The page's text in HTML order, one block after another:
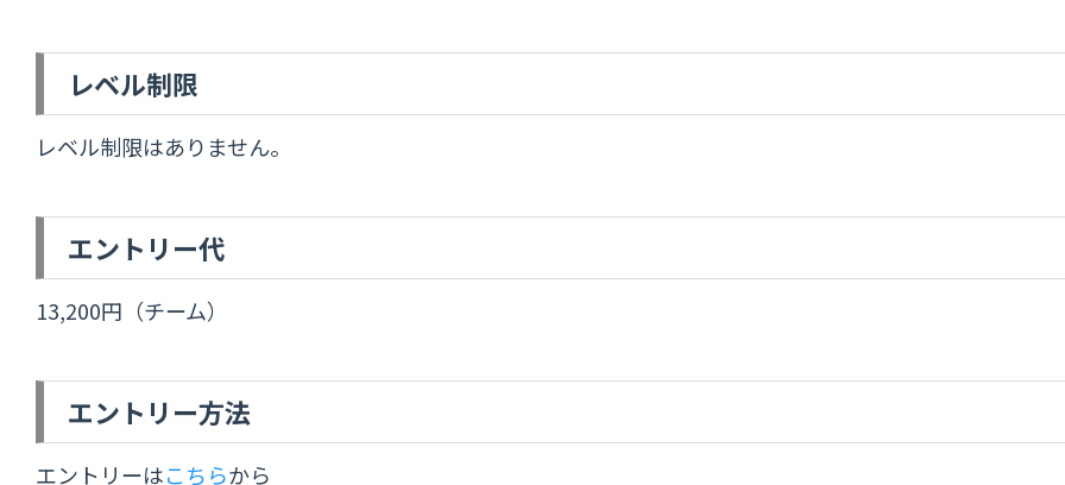
レベル制限
レベル制限はありません。
エントリー代
13,200円（チーム）
エントリー方法
エントリーはこちらから